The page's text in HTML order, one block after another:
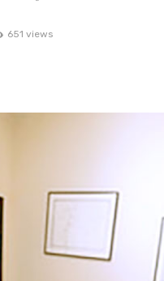
651 views